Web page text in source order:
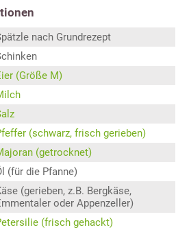
nach Grundrezept
(Größe M)
(schwarz, frisch gerieben)
(getrocknet)
(für die Pfanne)
(gerieben, z.B. Bergkäse,
oder Appenzeller)
(frisch gehackt)